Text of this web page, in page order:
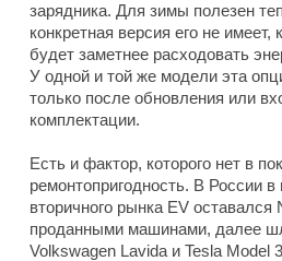
зарядника. Для зимы полезен
конкретная версия его не
будет заметнее расходовать
У одной и той же модели эта
только после обновления или
комплектации.
Есть и фактор, которого нет в
ремонтопригодность. В России
вторичного рынка EV оставался
проданными машинами, далее
Volkswagen Lavida и Tesla Model